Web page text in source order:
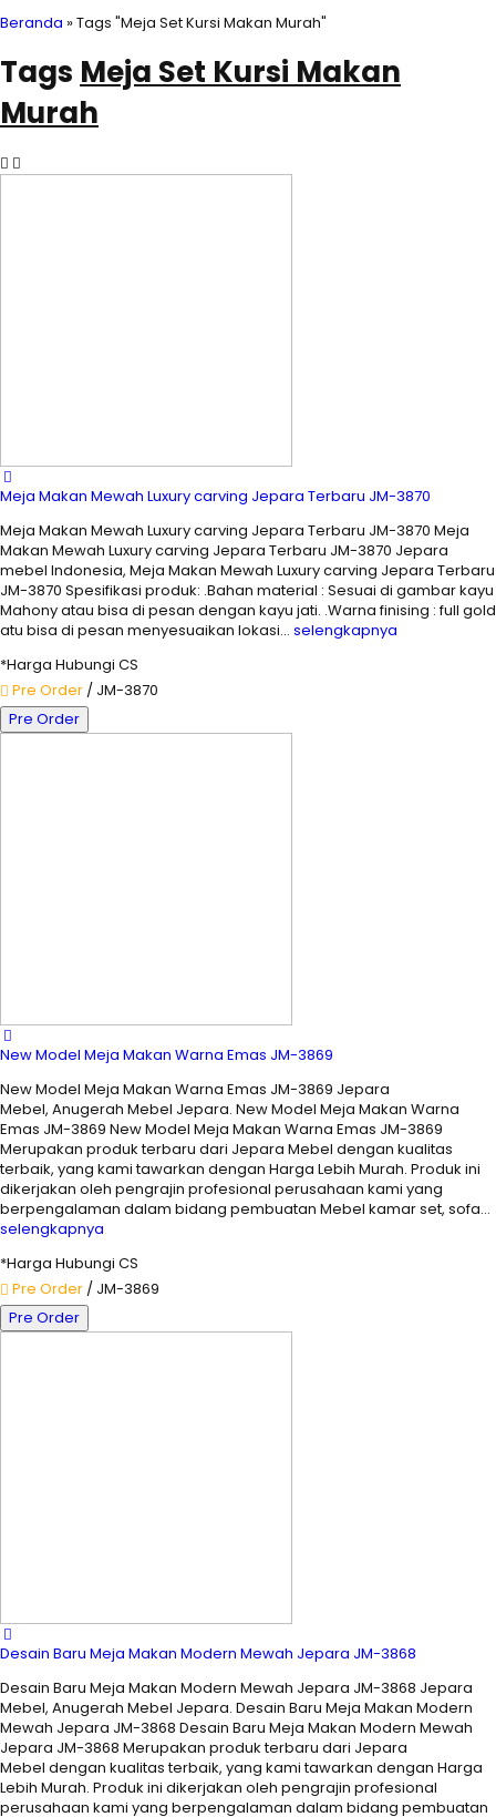
Beranda »Tags "Meja Set Kursi Makan Murah"
Tags Meja Set Kursi Makan
Murah
Meja Makan Mewah Luxury carving Jepara Terbaru JM-3870
Meja Makan Mewah Luxury carving Jepara Terbaru JM-3870 Meja
Makan Mewah Luxury carving Jepara Terbaru JM-3870 Jepara
mebel Indonesia, Meja Makan Mewah Luxury carving Jepara Terbaru
JM-3870 Spesifikasi produk: .Bahan material : Sesuai di gambar kayu
Mahony atau bisa di pesan dengan kayu jati. .Warna finising : full gold
atu bisa di pesan menyesuaikan lokasi… selengkapnya
*Harga Hubungi CS
Pre Order / JM-3870
Pre Order
New Model Meja Makan Warna Emas JM-3869
New Model Meja Makan Warna Emas JM-3869 Jepara
Mebel, Anugerah Mebel Jepara. New Model Meja Makan Warna
Emas JM-3869 New Model Meja Makan Warna Emas JM-3869
Merupakan produk terbaru dari Jepara Mebel dengan kualitas
terbaik, yang kami tawarkan dengan Harga Lebih Murah. Produk ini
dikerjakan oleh pengrajin profesional perusahaan kami yang
berpengalaman dalam bidang pembuatan Mebel kamar set, sofa…
selengkapnya
*Harga Hubungi CS
Pre Order / JM-3869
Pre Order
Desain Baru Meja Makan Modern Mewah Jepara JM-3868
Desain Baru Meja Makan Modern Mewah Jepara JM-3868 Jepara
Mebel, Anugerah Mebel Jepara. Desain Baru Meja Makan Modern
Mewah Jepara JM-3868 Desain Baru Meja Makan Modern Mewah
Jepara JM-3868 Merupakan produk terbaru dari Jepara
Mebel dengan kualitas terbaik, yang kami tawarkan dengan Harga
Lebih Murah. Produk ini dikerjakan oleh pengrajin profesional
perusahaan kami yang berpengalaman dalam bidang pembuatan